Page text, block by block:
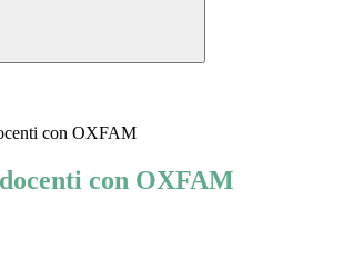
con OXFAM
con OXFAM